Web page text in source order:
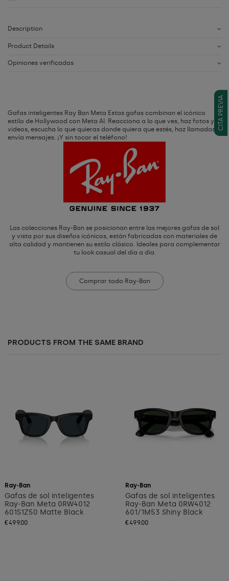
CITA PREVIA
Description
Product Details
Opiniones verificadas
Gafas inteligentes Ray Ban Meta Estas gafas combinan el icónico
estilo de Hollywood con Meta AI. Reacciona a lo que ves, haz fotos y
videos, escucha lo que quieras donde quiera que estés, haz llamadas y
enví­a mensajes. ¡Y sin tocar el teléfono!
Las colecciones Ray-Ban se posicionan entre las mejores gafas de sol
y vista por sus diseños icónicos, están fabricadas con materiales de
alta calidad y mantienen su estilo clásico. Ideales para complementar
tu look casual del día a día.
Comprar todo Ray-Ban
PRODUCTS FROM THE SAME BRAND
Ray-Ban
Gafas de sol inteligentes
Ray-Ban Meta 0RW4012
601S1Z50 Matte Black
€499.00
Ray-Ban
Gafas de sol inteligentes
Ray-Ban Meta 0RW4012
601/1M53 Shiny Black
€499.00